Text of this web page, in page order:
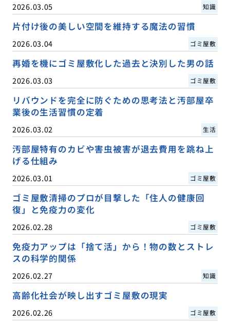
2026.03.05 知識
片付け後の美しい空間を維持する魔法の習慣
2026.03.04 ゴミ屋敷
再婚を機にゴミ屋敷化した過去と決別した男の話
2026.03.03 ゴミ屋敷
リバウンドを完全に防ぐための思考法と汚部屋卒
業後の生活習慣の定着
2026.03.02 生活
汚部屋特有のカビや害虫被害が退去費用を跳ね上
げる仕組み
2026.03.01 ゴミ屋敷
ゴミ屋敷清掃のプロが目撃した「住人の健康回
復」と免疫力の変化
2026.02.28 ゴミ屋敷
免疫力アップは「捨て活」から！物の数とストレ
スの科学的関係
2026.02.27 知識
高齢化社会が映し出すゴミ屋敷の現実
2026.02.26 ゴミ屋敷